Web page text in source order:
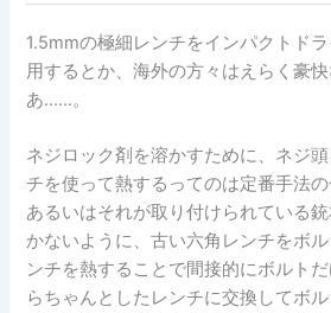
1.5mmの極細レンチをインパクトド
用するとか、海外の方々はえらく豪
あ……。
ネジロック剤を溶かすために、ネジ
チを使って熱するってのは定番手法の
あるいはそれが取り付けられている
かないように、古い六角レンチをボ
ンチを熱することで間接的にボルト
らちゃんとしたレンチに交換してボ